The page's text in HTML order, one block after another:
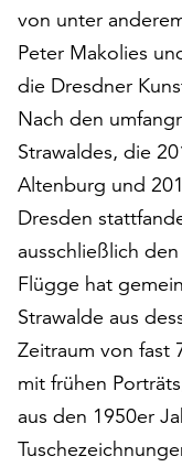
Sie
können
Ihr
Einverständnis
jederzeit
ändern
und
widerrufen.
Dafür
steht
Ihnen
am
Ende
der
Seite
die
von unter
Peter Makolies
die Dresdner
Nach den
Strawaldes, die
Altenburg und
Dresden
ausschließlich
Flügge hat
Strawalde aus
Zeitraum von fast
mit frühen
aus den 1950er